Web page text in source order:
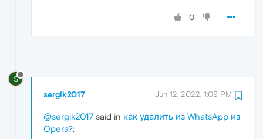
0
S
sergik2017 Jun 12, 2022, 1:09 PM
@sergik2017 said in как удалить из WhatsApp из
Opera?: